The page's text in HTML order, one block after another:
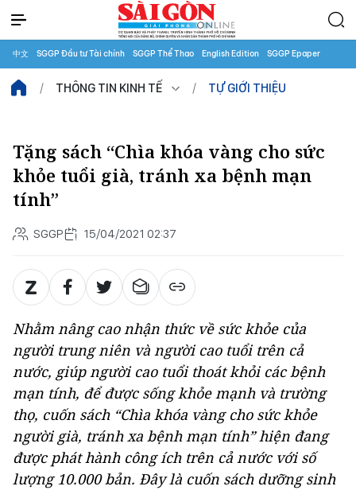
中文 SGGP Đầu tư Tài chính SGGP Thể Thao English Edition SGGP Epaper
THÔNG TIN KINH TẾ TỰ GIỚI THIỆU
Tặng sách “Chìa khóa vàng cho sức
khỏe tuổi già, tránh xa bệnh mạn
tính”
SGGP 15/04/2021 02:37
Nhằm nâng cao nhận thức về sức khỏe của
người trung niên và người cao tuổi trên cả
nước, giúp người cao tuổi thoát khỏi các bệnh
mạn tính, để được sống khỏe mạnh và trường
thọ, cuốn sách “Chìa khóa vàng cho sức khỏe
người già, tránh xa bệnh mạn tính” hiện đang
được phát hành công ích trên cả nước với số
lượng 10.000 bản. Đây là cuốn sách dưỡng sinh